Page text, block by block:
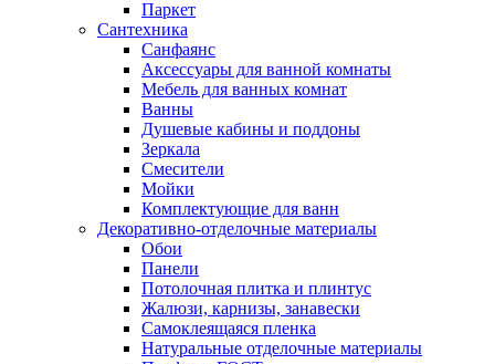
Паркет
Сантехника
Санфаянс
Аксессуары для ванной комнаты
Мебель для ванных комнат
Ванны
Душевые кабины и поддоны
Зеркала
Смесители
Мойки
Комплектующие для ванн
Декоративно-отделочные материалы
Обои
Панели
Потолочная плитка и плинтус
Жалюзи, карнизы, занавески
Самоклеящаяся пленка
Натуральные отделочные материалы